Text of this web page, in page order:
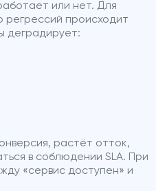
или нет. Для
регрессий происходит
деградирует:
растёт отток,
в соблюдении SLA. При
«сервис доступен» и